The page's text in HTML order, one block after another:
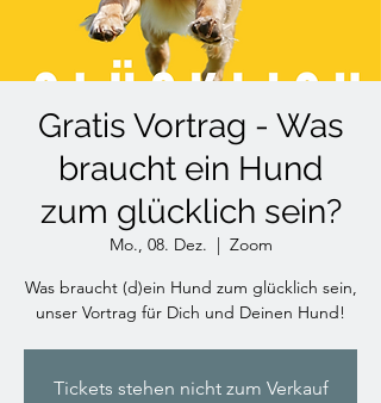
Gratis Vortrag - Was
braucht ein Hund
zum glücklich sein?
Mo., 08. Dez.
  |
Zoom
Was braucht (d)ein Hund zum glücklich sein,
unser Vortrag für Dich und Deinen Hund!
Tickets stehen nicht zum Verkauf